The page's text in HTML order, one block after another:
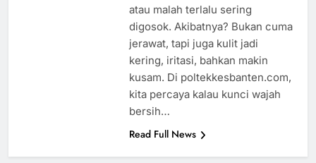
atau malah terlalu sering
digosok. Akibatnya? Bukan cuma
jerawat, tapi juga kulit jadi
kering, iritasi, bahkan makin
kusam. Di poltekkesbanten.com,
kita percaya kalau kunci wajah
bersih…
Read Full News